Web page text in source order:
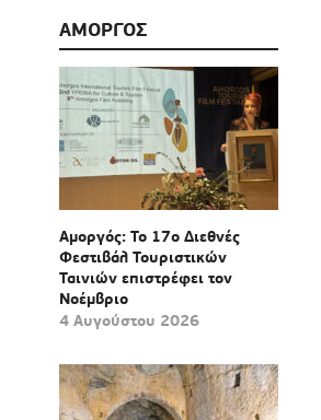
ΑΜΟΡΓΟΣ
Αμοργός: Το 17ο Διεθνές
Φεστιβάλ Τουριστικών
Ταινιών επιστρέφει τον
Νοέμβριο
4 Αυγούστου 2026